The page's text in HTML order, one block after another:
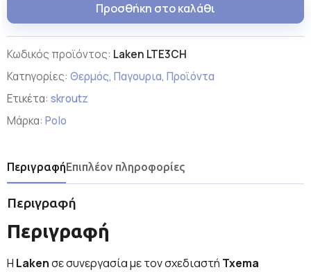
Προσθήκη στο καλάθι
Κωδικός προϊόντος: Laken LTE3CH
Κατηγορίες: Θερμός, Παγουρια, Προϊόντα
Ετικέτα: skroutz
Μάρκα: Polo
ΠεριγραφήΕπιπλέον πληροφορίες
Περιγραφή
Περιγραφή
Η Lakenσε συνεργασία με τον σχεδιαστή Txema